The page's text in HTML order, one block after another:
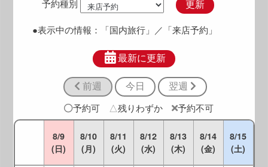
予約種別 更新
●表示中の情報： 「国内旅行」 ／「来店予約」
最新に更新
前週 今日 翌週
予約可 △残りわずか 予約不可
8/9
(日)
8/10
(月)
8/11
(火)
8/12
(水)
8/13
(木)
8/14
(金)
8/15
(土)
9:30